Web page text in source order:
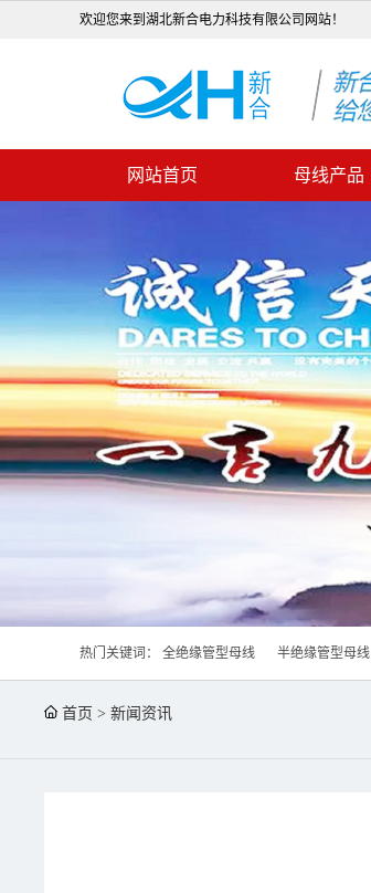
欢迎您来到湖北新合电力科技有限公司网站！
网站首页 母线产品
热门关键词： 全绝缘管型母线 半绝缘管型母线
首页 >新闻资讯